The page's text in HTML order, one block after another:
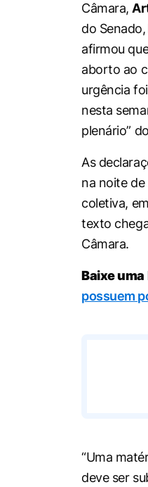
Câmara,
do Senado,
afirmou
aborto ao
urgência
nesta
plenário”
As
na noite
coletiva,
texto
Câmara.
Baixe
possuem
“Uma
deve ser